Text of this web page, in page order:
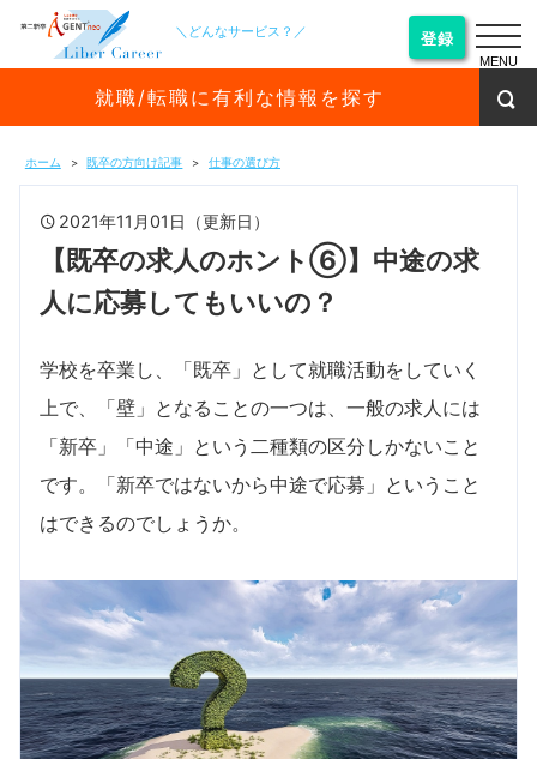
＼どんなサービス？／ 登録
就職/転職に有利な情報を探す
ホーム 既卒の方向け記事 仕事の選び方
2021年11月01日（更新日）
【既卒の求人のホント⑥】中途の求
人に応募してもいいの？
学校を卒業し、「既卒」として就職活動をしていく
上で、「壁」となることの一つは、一般の求人には
「新卒」「中途」という二種類の区分しかないこと
です。「新卒ではないから中途で応募」ということ
はできるのでしょうか。
MENU